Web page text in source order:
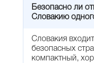
Безопасно ли
Словакию
Словакия
безопасных
компактный,